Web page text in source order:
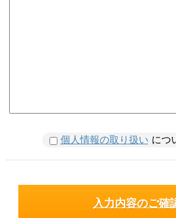
個人情報の取り扱い につ